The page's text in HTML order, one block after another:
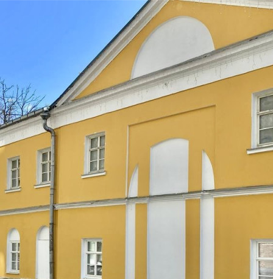
109039 - Г. МОСКВА,
СТАРАЯ БАСМАННАЯ
УЛИЦА, Д.23/9СТР2
Москва / Московская обл
Получить контакты Посмотреть на карте
НОМЕР ЛОТА 20302 Эксклюзивное предложение, показы в
любое время - ключи на руках! Продается целиком
премиальный особняк в самом сердце столицы.
Коммуникации: Подключены отопление, холодная вода и
электричество (100 кВт). Состояние здания: Недавно
отремонтированный фасад и внутренние помещения. Па...
Навигация
Характеристики
О помещении
Где находится
Контакты
Другие объявления